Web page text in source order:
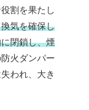
割を果たし
気を確保し
閉鎖し、煙
火ダンパー
われ、大き